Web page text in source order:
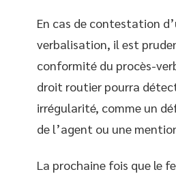
En cas de contestation
verbalisation, il est
conformité du procès-
droit routier pourra
irrégularité, comme un
de l’agent ou une
La prochaine fois que le